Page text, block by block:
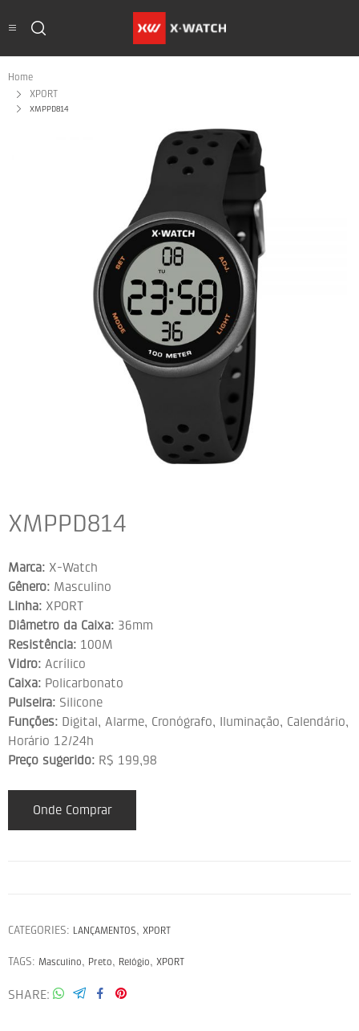
Home
XPORT
XMPPD814
XMPPD814
Marca: X-Watch
Gênero: Masculino
Linha: XPORT
Diâmetro da Caixa: 36mm
Resistência: 100M
Vidro: Acrílico
Caixa: Policarbonato
Pulseira: Silicone
Funções: Digital, Alarme, Cronógrafo, Iluminação, Calendário,
Horário 12/24h
Preço sugerido: R$ 199,98
Onde Comprar
CATEGORIES: LANÇAMENTOS, XPORT
TAGS: Masculino, Preto, Relógio, XPORT
SHARE